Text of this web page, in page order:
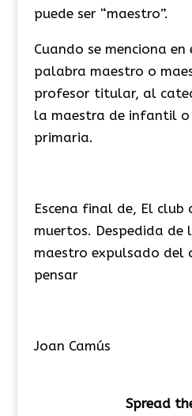
puede ser “maestro”.
Cuando se menciona
palabra maestro o
profesor titular, al
la maestra de infantil
primaria.
Escena final de, El club
muertos. Despedida de
maestro expulsado del
pensar
Joan Camús
Spread